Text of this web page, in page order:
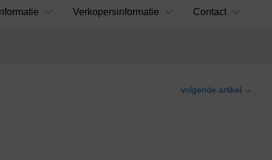
Verkopersinformatie Contact
volgende artikel →